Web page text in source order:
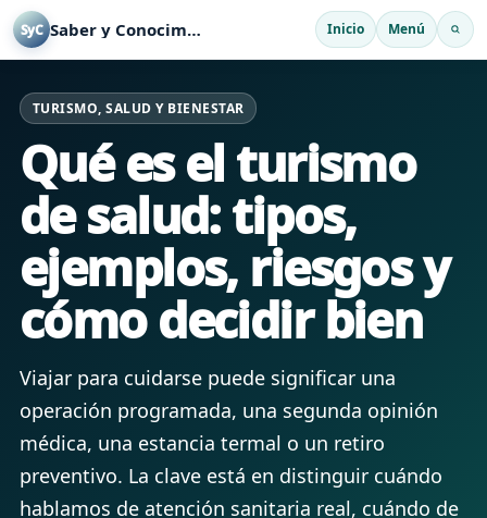
SyC Saber y Conocimiento Inicio Menú
TURISMO, SALUD Y BIENESTAR
Qué es el turismo
de salud: tipos,
ejemplos, riesgos y
cómo decidir bien
Viajar para cuidarse puede significar una
operación programada, una segunda opinión
médica, una estancia termal o un retiro
preventivo. La clave está en distinguir cuándo
hablamos de atención sanitaria real, cuándo de